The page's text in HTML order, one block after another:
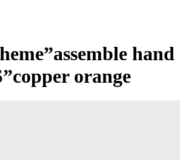
hand
orange